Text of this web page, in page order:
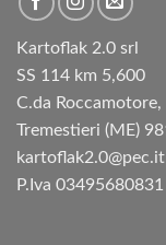
Kartoflak 2.0 srl
SS 114 km 5,600
C.da Roccamotore,
Tremestieri (ME)
kartoflak2.0@pec.it
P.Iva 03495680831